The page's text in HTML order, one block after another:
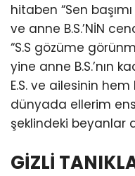
hitaben “Sen
ve anne B.S.’NİN
“S.S gözüme
yine anne B.S.’nın
E.S. ve ailesinin
dünyada ellerim
şeklindeki beyanlar
GİZLİ